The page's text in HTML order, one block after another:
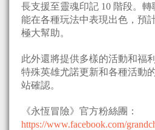
長支援至靈魂印記 10 階段。
能在各種玩法中表現出色，預
極大幫助。
此外還將提供多樣的活動和福
特殊英雄尤諾更新和各種活動
站確認。
《永恆冒險》官方粉絲團：
https://www.facebook.com/